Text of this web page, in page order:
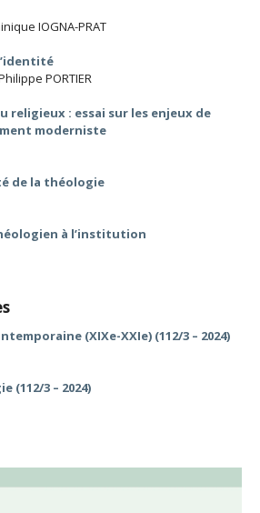
IOGNA-PRAT
PORTIER
religieux : essai sur les enjeux de
moderniste
de la théologie
à l’institution
(XIXe-XXIe) (112/3 – 2024)
(112/3 – 2024)